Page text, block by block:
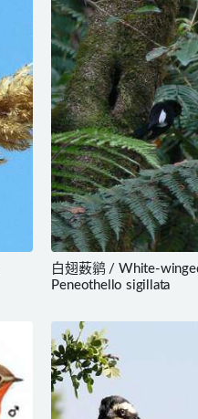
白翅薮鹟 / White-
Peneothello sigillata